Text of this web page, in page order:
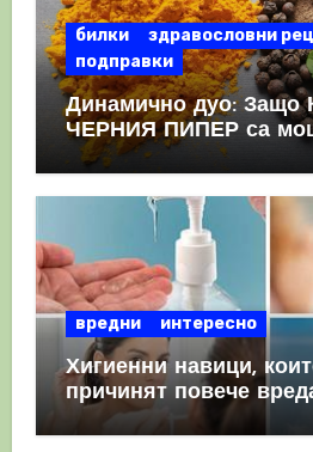
билки
здравословни
подправки
Динамично дуо: Защо
ЧЕРНИЯ ПИПЕР са
комбинация
вредни интересно
Хигиенни навици,
причинят повече
полза